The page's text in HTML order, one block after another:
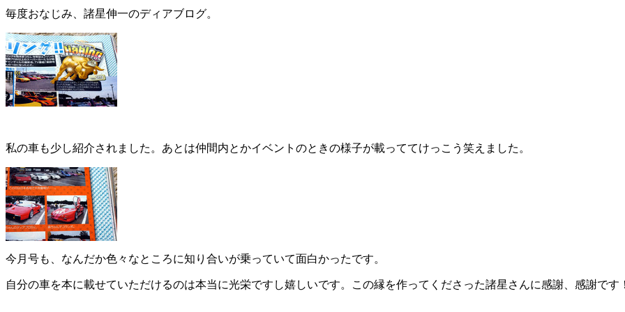
毎度おなじみ、諸星伸一のディアブログ。
私の車も少し紹介されました。あとは仲間内とかイベントのときの様子が載っててけっこう笑えました。
今月号も、なんだか色々なところに知り合いが乗っていて面白かったです。
自分の車を本に載せていただけるのは本当に光栄ですし嬉しいです。この縁を作ってくださった諸星さんに感謝、感謝です！